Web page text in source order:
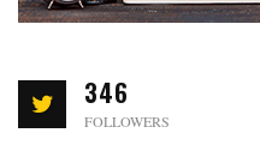
346
FOLLOWERS